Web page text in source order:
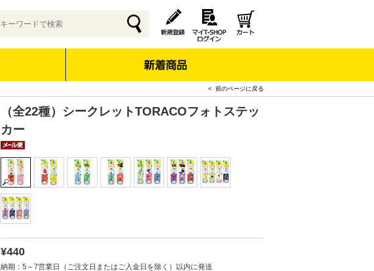
< 前のページに戻る
（全22種）シークレットTORACOフォトステッ
カー
¥440
納期：5～7営業日（ご注文日またはご入金日を除く）以内に発送